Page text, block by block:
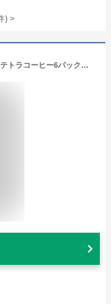
) >
敬老の日 ギフト [ お菓子 コーヒー 和菓子 ] テトラコーヒー6パックと長崎カステラ 0.3号 セット KRW9 [ スイーツ プレゼント ]